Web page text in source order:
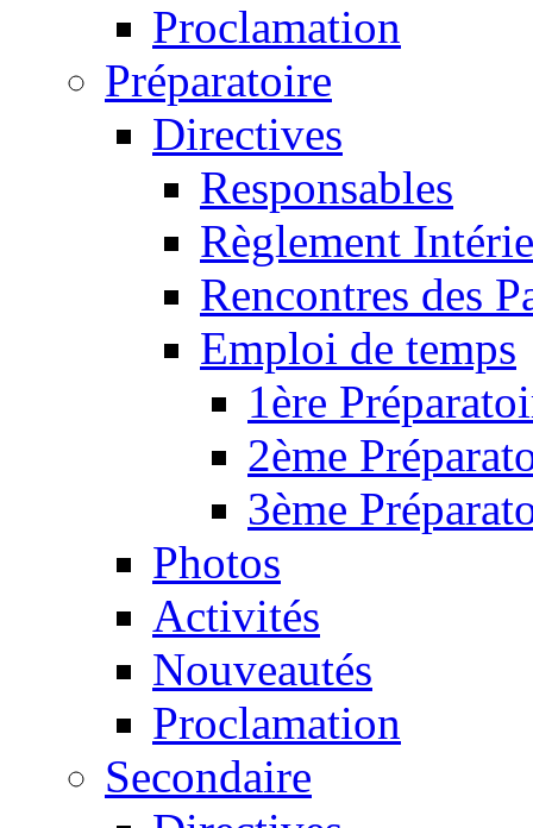
Proclamation
Préparatoire
Directives
Responsables
Règlement
Rencontres des
Emploi de temps
1ère
2ème
3ème
Photos
Activités
Nouveautés
Proclamation
Secondaire